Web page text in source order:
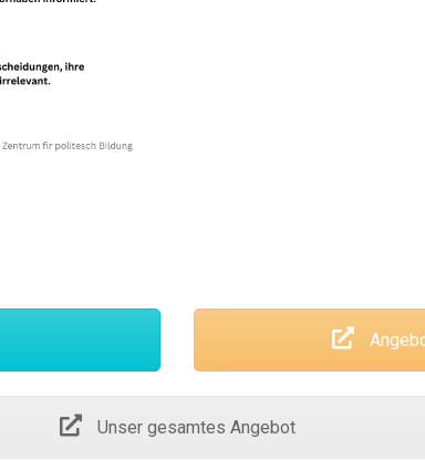
Unser gesamtes Angebot